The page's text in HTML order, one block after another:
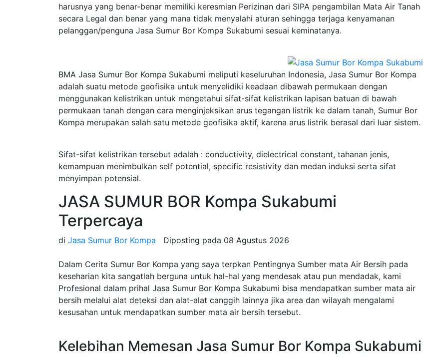
harusnya yang benar-benar memiliki keresmian Perizinan dari SIPA pengambilan Mata Air Tanah
secara Legal dan benar yang mana tidak menyalahi aturan sehingga terjaga kenyamanan
pelanggan/penguna Jasa Sumur Bor Kompa Sukabumi sesuai keminatanya.
BMA Jasa Sumur Bor Kompa Sukabumi meliputi keseluruhan Indonesia, Jasa Sumur Bor Kompa
adalah suatu metode geofisika untuk menyelidiki keadaan dibawah permukaan dengan
menggunakan kelistrikan untuk mengetahui sifat-sifat kelistrikan lapisan batuan di bawah
permukaan tanah dengan cara menginjeksikan arus tegangan listrik ke dalam tanah, Sumur Bor
Kompa merupakan salah satu metode geofisika aktif, karena arus listrik berasal dari luar sistem.
Sifat-sifat kelistrikan tersebut adalah : conductivity, dielectrical constant, tahanan jenis,
kemampuan menimbulkan self potential, specific resistivity dan medan induksi serta sifat
menyimpan potensial.
JASA SUMUR BOR Kompa Sukabumi
Terpercaya
di Jasa Sumur Bor Kompa Diposting pada 08 Agustus 2026
Dalam Cerita Sumur Bor Kompa yang saya terpkan Pentingnya Sumber mata Air Bersih pada
keseharian kita sangatlah berguna untuk hal-hal yang mendesak atau pun mendadak, kami
Profesional dalam prihal Jasa Sumur Bor Kompa Sukabumi bisa mendapatkan sumber mata air
bersih melalui alat deteksi dan alat-alat canggih lainnya jika area dan wilayah mengalami
kesusahan untuk mendapatkan sumber mata air bersih tersebut.
Kelebihan Memesan Jasa Sumur Bor Kompa Sukabumi